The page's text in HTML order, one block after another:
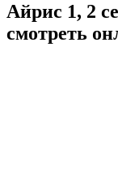
Айрис 1, 2
смотреть